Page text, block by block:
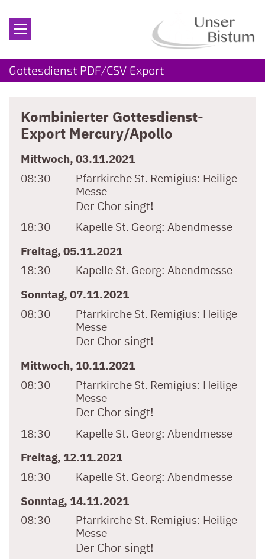
Gottesdienst PDF/CSV Export
Kombinierter Gottesdienst-
Export Mercury/Apollo
Mittwoch, 03.11.2021
08:30
Pfarrkirche St. Remigius: Heilige
Messe
Der Chor singt!
18:30 Kapelle St. Georg:Abendmesse
Freitag, 05.11.2021
18:30
Kapelle St. Georg:Abendmesse
Sonntag, 07.11.2021
08:30
Pfarrkirche St. Remigius: Heilige
Messe
Der Chor singt!
Mittwoch, 10.11.2021
08:30
Pfarrkirche St. Remigius: Heilige
Messe
Der Chor singt!
18:30 Kapelle St. Georg: Abendmesse
Freitag, 12.11.2021
18:30
Kapelle St. Georg:Abendmesse
Sonntag, 14.11.2021
08:30
Pfarrkirche St. Remigius: Heilige
Messe
Der Chor singt!